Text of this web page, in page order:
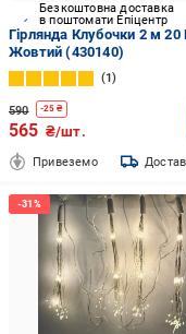
Безкоштовна доставка
в поштомати Епіцентр
Гірлянда Клубочки 2 м 20
Жовтий (430140)
1
590 -25 ₴
565 ₴/шт.
Привеземо